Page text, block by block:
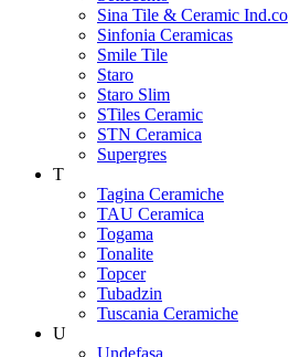
Sina Tile & Ceramic Ind.co
Sinfonia Ceramicas
Smile Tile
Staro
Staro Slim
STiles Ceramic
STN Ceramica
Supergres
T
Tagina Ceramiche
TAU Ceramica
Togama
Tonalite
Topcer
Tubadzin
Tuscania Ceramiche
U
Undefasa